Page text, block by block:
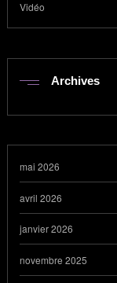
Vidéo
Archives
mai 2026
avril 2026
janvier 2026
novembre 2025